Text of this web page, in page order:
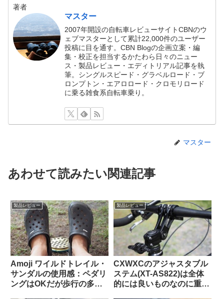
著者
マスター
2007年開設の自転車レビューサイトCBNのウ
ェブマスターとして累計22,000件のユーザー
投稿に目を通す。CBN Blogの企画立案・編
集・校正を担当するかたわら日々のニュー
ス・製品レビュー・エディトリアル記事を執
筆。シングルスピード・グラベルロード・ブ
ロンプトン・エアロロード・クロモリロード
に乗る雑食系自転車乗り。
マスター
あわせて読みたい関連記事
製品レビュー
Amoji ワイルドトレイル・
サンダルの使用感：ペダリ
ングはOKだが歩行の多い
製品レビュー
CXWXCのアジャスタブル
ステム(XT-AS822)は全体
的には良いものなのに重大